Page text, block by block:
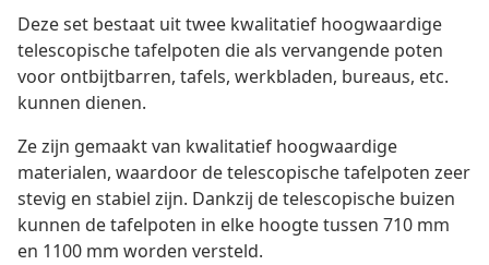
Deze set bestaat uit twee kwalitatief hoogwaardige
telescopische tafelpoten die als vervangende poten
voor ontbijtbarren, tafels, werkbladen, bureaus, etc.
kunnen dienen.
Ze zijn gemaakt van kwalitatief hoogwaardige
materialen, waardoor de telescopische tafelpoten zeer
stevig en stabiel zijn. Dankzij de telescopische buizen
kunnen de tafelpoten in elke hoogte tussen 710 mm
en 1100 mm worden versteld.